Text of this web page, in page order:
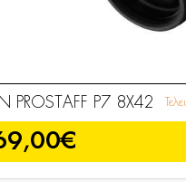
PROSTAFF P7 8X42